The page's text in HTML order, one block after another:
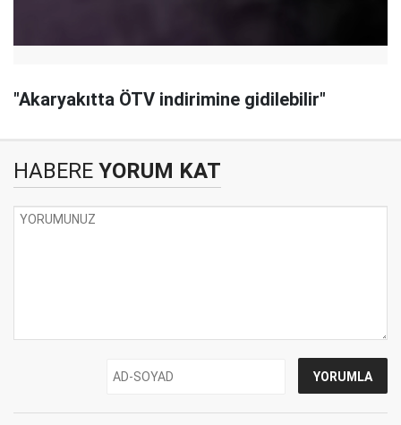
"Akaryakıtta ÖTV indirimine gidilebilir"
HABERE YORUM KAT